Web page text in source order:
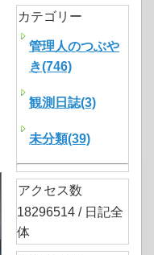
カテゴリー
管理人のつぶや
き(746)
観測日誌(3)
未分類(39)
アクセス数
18296514 / 日記全
体